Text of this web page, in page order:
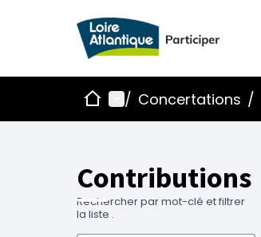
AccueilMenu principal
/ Concertations /
Contributions
Rechercher par mot-clé et filtrer
la liste .